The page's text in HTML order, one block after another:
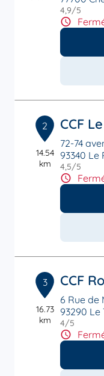
4,9/5
2
14.54
km
CCF
72-74
93340 Le
4,5/5
3
16.73
km
CCF
6 Rue de
93290
4/5